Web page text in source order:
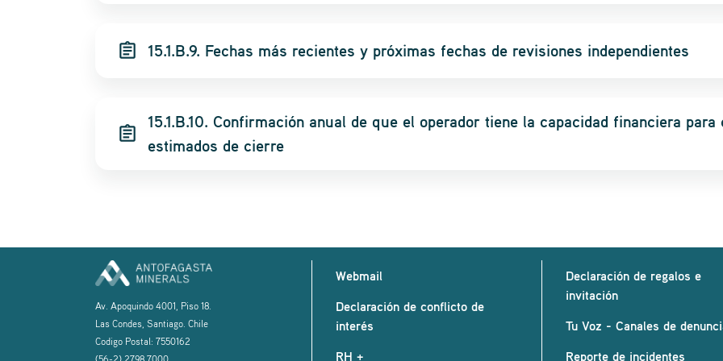
assignment 15.1.B.9. Fechas más recientes y próximas fechas de revisiones independientes
assignment
15.1.B.10. Confirmación anual de que el operador tiene la capacidad financiera
estimados de cierre
Av. Apoquindo 4001, Piso 18.
Las Condes, Santiago. Chile
Codigo Postal: 7550162
Webmail
Declaración de conflicto de
interés
RH +
Declaración de regalos e
invitación
Tu Voz - Canales de
Reporte de incidentes